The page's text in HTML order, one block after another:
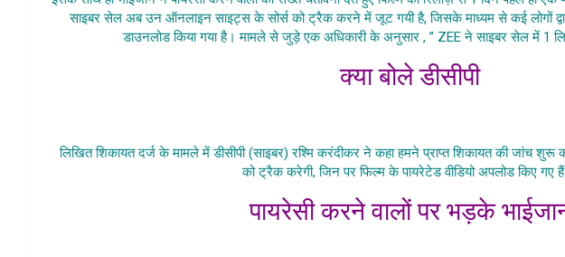
साइबर सेल अब उन ऑनलाइन साइट्स के सोर्स को ट्रैक करने में जूट गयी है, जिसके माध्यम से कई लोगों
डाउनलोड किया गया है। मामले से जुड़े एक अधिकारी के अनुसार , ” ZEE ने साइबर सेल में 1
क्या बोले डीसीपी
लिखित शिकायत दर्ज के मामले में डीसीपी (साइबर) रश्मि करंदीकर ने कहा हमने प्राप्त शिकायत की जांच शुरू
को ट्रैक करेगी, जिन पर फिल्म के पायरेटेड वीडियो अपलोड किए गए
पायरेसी करने वालों पर भड़के